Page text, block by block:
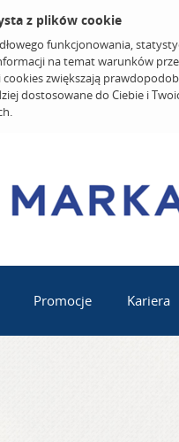
z plików cookie
funkcjonowania,
na temat warunków
zwiększają
dostosowane do Ciebie i
Promocje Kariera